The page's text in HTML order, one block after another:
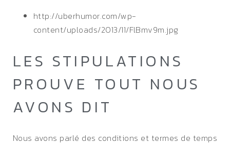
http://uberhumor.com/wp-
content/uploads/2013/11/FlBmv9m.jpg
LES STIPULATIONS
PROUVE TOUT NOUS
AVONS DIT
Nous avons parlé des conditions et termes de temps